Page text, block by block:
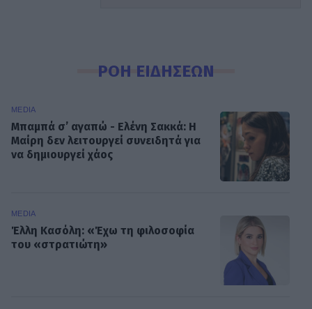
ΡΟΗ ΕΙΔΗΣΕΩΝ
MEDIA
Μπαμπά σ’ αγαπώ - Ελένη Σακκά: Η
Μαίρη δεν λειτουργεί συνειδητά για
να δημιουργεί χάος
MEDIA
Έλλη Κασόλη: «Έχω τη φιλοσοφία
του «στρατιώτη»